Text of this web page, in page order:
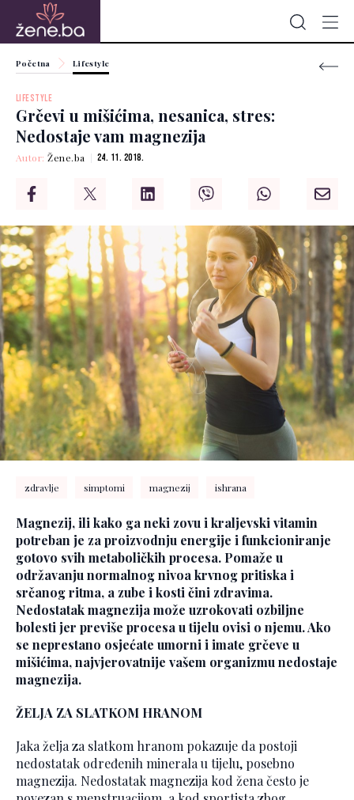
Početna Lifestyle
LIFESTYLE
Grčevi u mišićima, nesanica, stres:
Nedostaje vam magnezija
Autor:Žene.ba 24. 11. 2018.
zdravlje simptomi magnezij ishrana
Magnezij, ili kako ga neki zovu i kraljevski vitamin
potreban je za proizvodnju energije i funkcioniranje
gotovo svih metaboličkih procesa. Pomaže u
održavanju normalnog nivoa krvnog pritiska i
srčanog ritma, a zube i kosti čini zdravima.
Nedostatak magnezija može uzrokovati ozbiljne
bolesti jer previše procesa u tijelu ovisi o njemu. Ako
se neprestano osjećate umorni i imate grčeve u
mišićima, najvjerovatnije vašem organizmu nedostaje
magnezija.
ŽELJA ZA SLATKOM HRANOM
Jaka želja za slatkom hranom pokazuje da postoji
nedostatak određenih minerala u tijelu, posebno
magnezija. Nedostatak magnezija kod žena često je